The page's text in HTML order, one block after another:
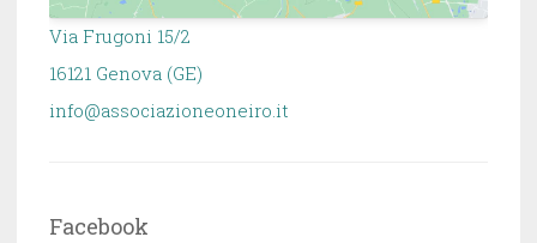
Via Frugoni 15/2
16121 Genova (GE)
info@associazioneoneiro.it
Facebook